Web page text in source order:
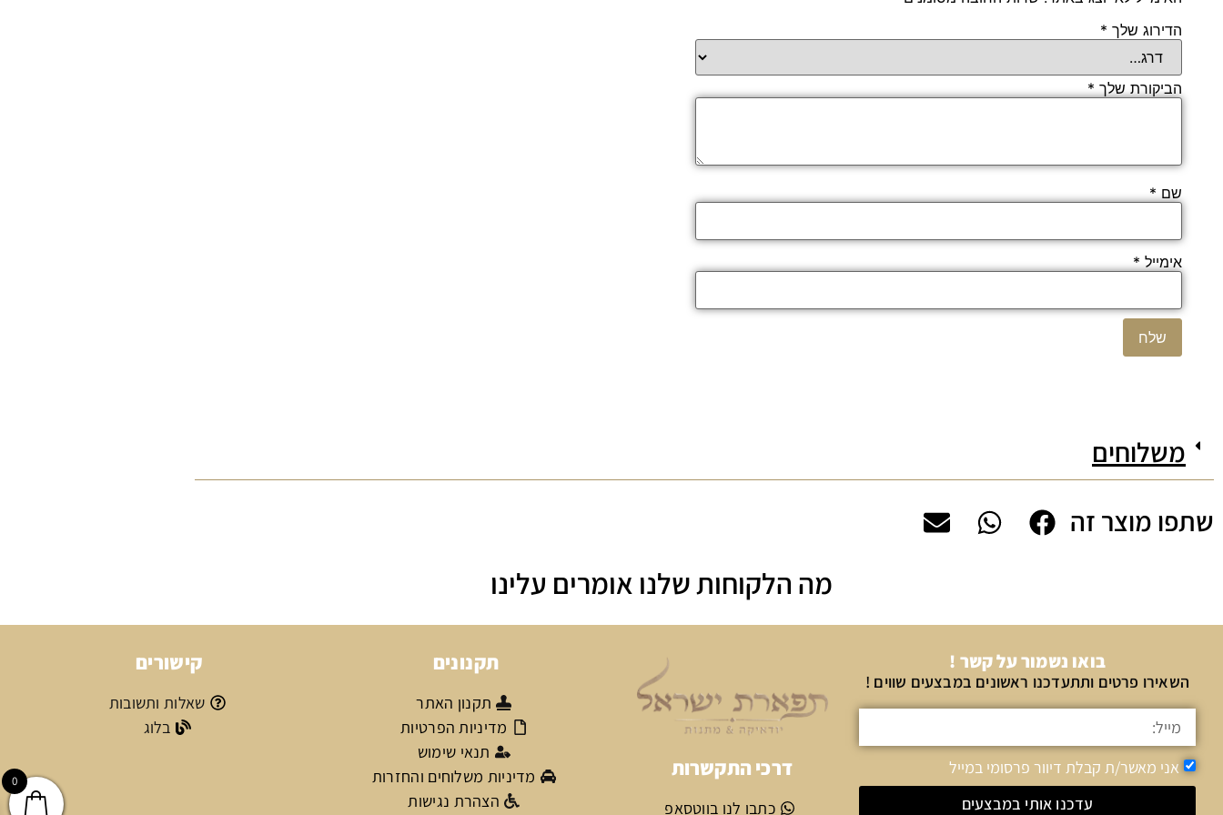
הדירוג שלך *
הביקורת שלך *
שם *
אימייל *
משלוחים
שתפו מוצר זה
מה הלקוחות שלנו אומרים עלינו
בואו נשמור על קשר !
השאירו פרטים ותתעדכנו ראשונים במבצעים שווים !
אני מאשר/ת קבלת דיוור פרסומי במייל
עדכנו אותי במבצעים
דרכי התקשרות
כתבו לנו בווטסאפ
תקנונים
תקנון האתר
מדיניות הפרטיות
תנאי שימוש
מדיניות משלוחים והחזרות
הצהרת נגישות
קישורים
שאלות ותשובות
בלוג
0